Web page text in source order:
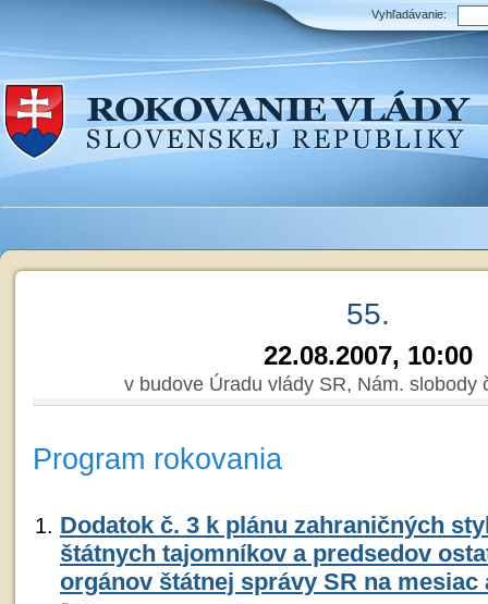
Vyhľadávanie:
55.
22.08.2007, 10:00
v budove Úradu vlády SR, Nám. slobody
Program rokovania
Dodatok č. 3 k plánu zahraničných
štátnych tajomníkov a predsedov
orgánov štátnej správy SR na mesiac